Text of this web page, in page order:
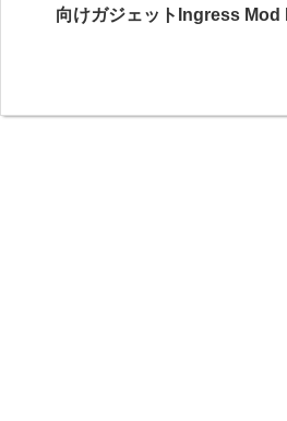
向けガジェットIngress Mod